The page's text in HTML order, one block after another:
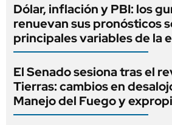
Dólar, inflación y PBI: los
renuevan sus pronósticos
principales variables de la
El Senado sesiona tras el
Tierras: cambios en
Manejo del Fuego y